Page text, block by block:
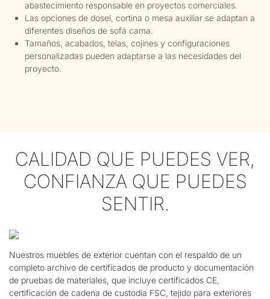
abastecimiento responsable en proyectos comerciales.
Las opciones de dosel, cortina o mesa auxiliar se adaptan a
diferentes diseños de sofá cama.
Tamaños, acabados, telas, cojines y configuraciones
personalizadas pueden adaptarse a las necesidades del
proyecto.
CALIDAD QUE PUEDES VER,
CONFIANZA QUE PUEDES
SENTIR.
Nuestros muebles de exterior cuentan con el respaldo de un
completo archivo de certificados de producto y documentación
de pruebas de materiales, que incluye certificados CE,
certificación de cadena de custodia FSC, tejido para exteriores